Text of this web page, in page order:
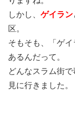
しかし、 ゲイラン
区。
そもそも、「ゲイ
あるんだって。
どんなスラム街
見に行きました。